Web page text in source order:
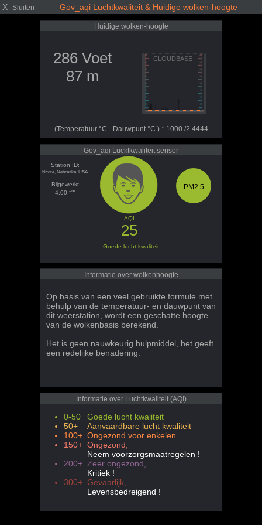
X Sluiten Gov_aqi Luchtkwaliteit & Huidige wolken-hoogte
Huidige wolken-hoogte
286 Voet
87 m
(Temperatuur °C - Dauwpunt °C ) * 1000 /2.4444
Gov_aqi Lucktkwaliteit sensor
Station ID:
Ncore, Nebraska, USA
Bijgewerkt
4:00 am
AQI
25
PM2.5
Goede lucht kwaliteit
Informatie over wolkenhoogte
Op basis van een veel gebruikte formule met
behulp van de temperatuur- en dauwpunt van
dit weerstation, wordt een geschatte hoogte
van de wolkenbasis berekend.
Het is geen nauwkeurig hulpmiddel, het geeft
een redelijke benadering.
Informatie over Luchtkwaliteit (AQI)
0-50
Goede lucht kwaliteit
50+
Aanvaardbare lucht kwaliteit
100+ Ongezond voor enkelen
150+ Ongezond,
Neem voorzorgsmaatregelen !
200+ Zeer ongezond,
Kritiek !
300+ Gevaarlijk,
Levensbedreigend !